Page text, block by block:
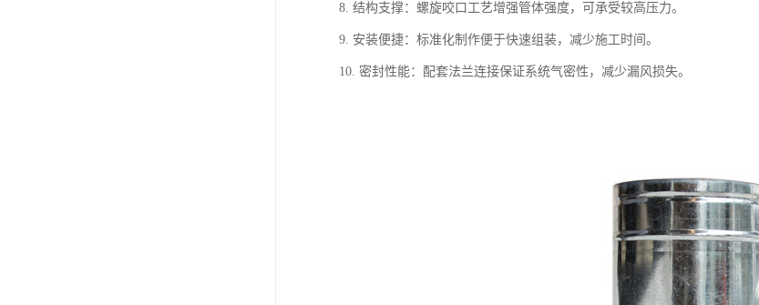
8. 结构支撑：螺旋咬口工艺增强管体强度，可承受较高压力。
9. 安装便捷：标准化制作便于快速组装，减少施工时间。
10. 密封性能：配套法兰连接保证系统气密性，减少漏风损失。